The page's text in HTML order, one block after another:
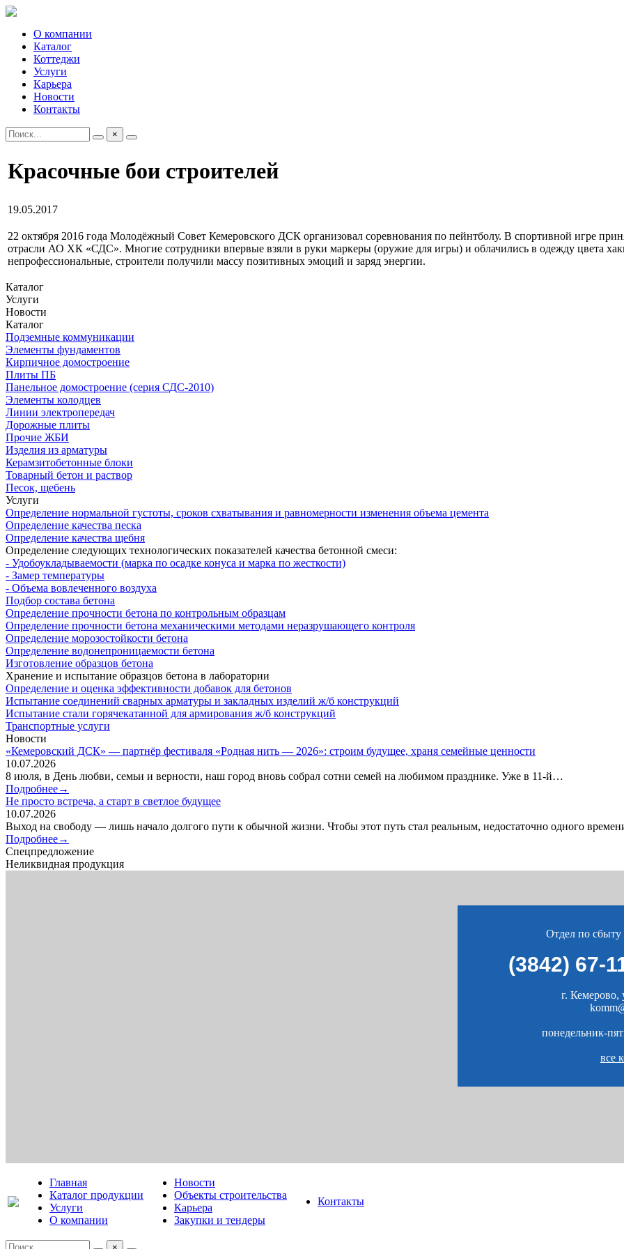
О компании
Каталог
Коттеджи
Услуги
Карьера
Новости
Контакты
×
Красочные бои строителей
19.05.2017
22 октября 2016 года Молодёжный Совет Кемеровского ДСК организовал соревнования по пейнтболу. В спортивной игре
отрасли АО ХК «СДС». Многие сотрудники впервые взяли в руки маркеры (оружие для игры) и облачились в одежду цвета
непрофессиональные, строители получили массу позитивных эмоций и заряд энергии.
Каталог
Услуги
Новости
Каталог
Подземные коммуникации
Элементы фундаментов
Кирпичное домостроение
Плиты ПБ
Панельное домостроение (серия СДС-2010)
Элементы колодцев
Линии электропередач
Дорожные плиты
Прочие ЖБИ
Изделия из арматуры
Керамзитобетонные блоки
Товарный бетон и раствор
Песок, щебень
Услуги
Определение нормальной густоты, сроков схватывания и равномерности изменения объема цемента
Определение качества песка
Определение качества щебня
Определение следующих технологических показателей качества бетонной смеси:
- Удобоукладываемости (марка по осадке конуса и марка по жесткости)
- Замер температуры
- Объема вовлеченного воздуха
Подбор состава бетона
Определение прочности бетона по контрольным образцам
Определение прочности бетона механическими методами неразрушающего контроля
Определение морозостойкости бетона
Определение водонепроницаемости бетона
Изготовление образцов бетона
Хранение и испытание образцов бетона в лаборатории
Определение и оценка эффективности добавок для бетонов
Испытание соединений сварных арматуры и закладных изделий ж/б конструкций
Испытание стали горячекатанной для армирования ж/б конструкций
Транспортные услуги
Новости
«Кемеровский ДСК» — партнёр фестиваля «Родная нить — 2026»: строим будущее, храня семейные ценности
10.07.2026
8 июля, в День любви, семьи и верности, наш город вновь собрал сотни семей на любимом празднике. Уже в 11‑й…
Подробнее→
Не просто встреча, а старт в светлое будущее
10.07.2026
Выход на свободу — лишь начало долгого пути к обычной жизни. Чтобы этот путь стал реальным, недостаточно одного
Подробнее→
Спецпредложение
Неликвидная продукция
Отдел по сбыту
(3842) 67-
г. Кемерово,
понедельник-
все
Главная
Каталог продукции
Услуги
О компании
Новости
Объекты строительства
Карьера
Закупки и тендеры
Контакты